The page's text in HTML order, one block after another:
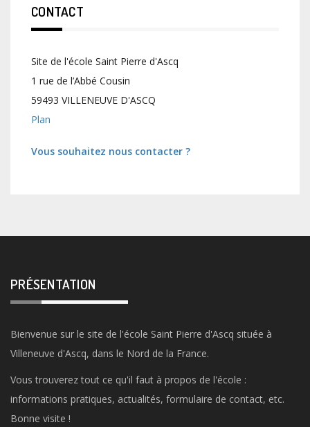
CONTACT
Site de l'école Saint Pierre d'Ascq
1 rue de l’Abbé Cousin
59493 VILLENEUVE D'ASCQ
Plan
Vous souhaitez nous contacter ?
PRÉSENTATION
Bienvenue sur le site de l'école Saint Pierre d'Ascq située à
Villeneuve d'Ascq, dans le Nord de la France.
Vous trouverez tout ce qu'il faut à propos de l'école :
informations pratiques, actualités, formulaire de contact, etc.
Bonne visite !